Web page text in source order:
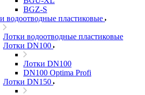
BGZ-S
водоотводные пластиковые
Лотки водоотводные пластиковые
Лотки DN100
Лотки DN100
DN100 Optima Profi
Лотки DN150